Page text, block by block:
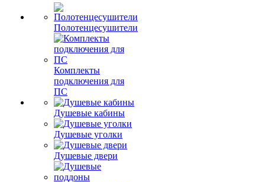
Полотенцесушители
Комплекты
подключения для
ПС
Душевые кабины
Душевые уголки
Душевые двери